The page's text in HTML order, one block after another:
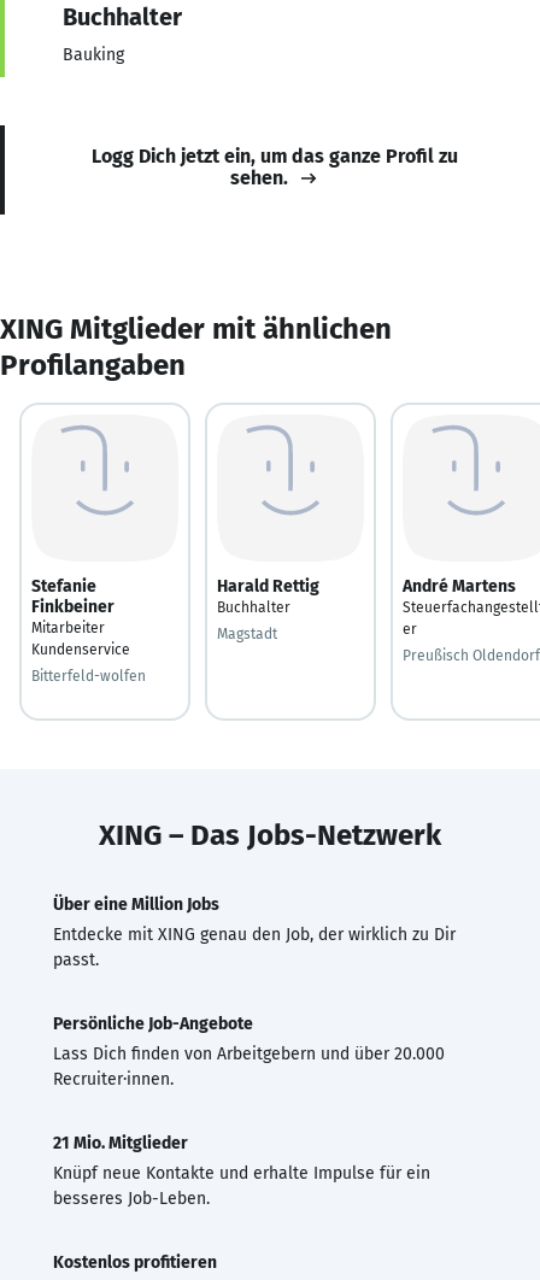
Buchhalter
Bauking
Logg Dich jetzt ein, um das ganze Profil zu
sehen.
XING Mitglieder mit ähnlichen
Profilangaben
Stefanie
Finkbeiner
Mitarbeiter
Kundenservice
Bitterfeld-wolfen
Harald Rettig
Buchhalter
Magstadt
André Martens
er
Preußisch Oldendorf
XING – Das Jobs-Netzwerk
Über eine Million Jobs
Entdecke mit XING genau den Job, der wirklich zu Dir
passt.
Persönliche Job-Angebote
Lass Dich finden von Arbeitgebern und über 20.000
Recruiter·innen.
21 Mio. Mitglieder
Knüpf neue Kontakte und erhalte Impulse für ein
besseres Job-Leben.
Kostenlos profitieren